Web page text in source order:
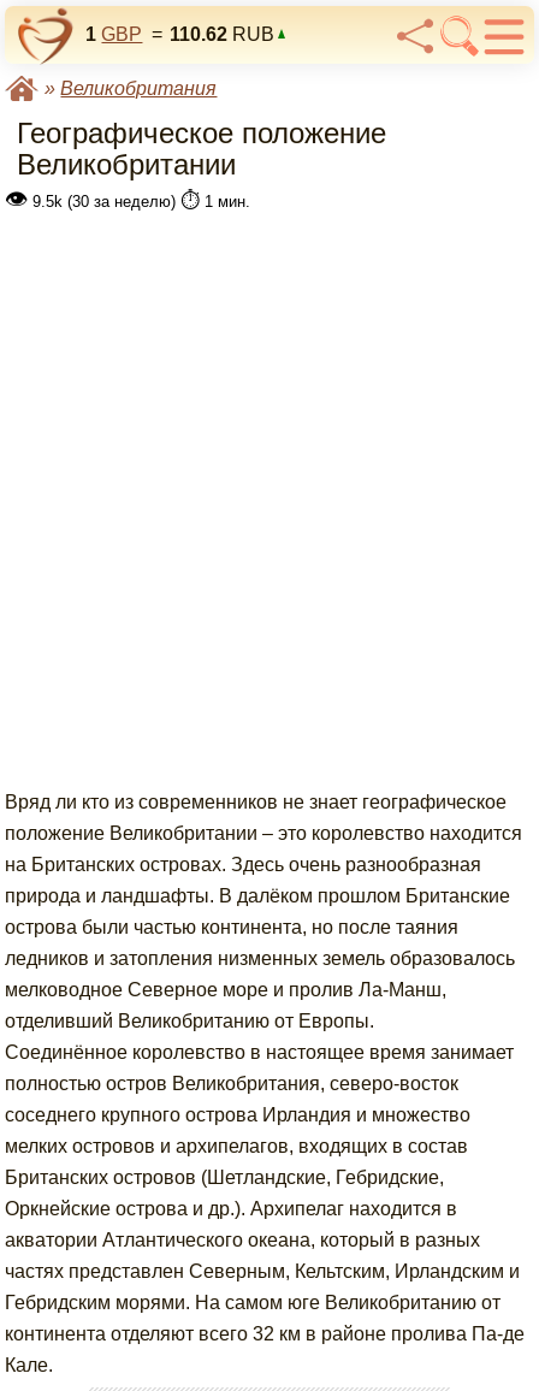
1 GBP = 110.62 RUB
»Великобритания
Географическое положение
Великобритании
👁 9.5k (30 за неделю) ⏱️ 1 мин.
Вряд ли кто из современников не знает географическое
положение Великобритании – это королевство находится
на Британских островах. Здесь очень разнообразная
природа и ландшафты. В далёком прошлом Британские
острова были частью континента, но после таяния
ледников и затопления низменных земель образовалось
мелководное Северное море и пролив Ла-Манш,
отделивший Великобританию от Европы.
Соединённое королевство в настоящее время занимает
полностью остров Великобритания, северо-восток
соседнего крупного острова Ирландия и множество
мелких островов и архипелагов, входящих в состав
Британских островов (Шетландские, Гебридские,
Оркнейские острова и др.). Архипелаг находится в
акватории Атлантического океана, который в разных
частях представлен Северным, Кельтским, Ирландским и
Гебридским морями. На самом юге Великобританию от
континента отделяют всего 32 км в районе пролива Па-де
Кале.